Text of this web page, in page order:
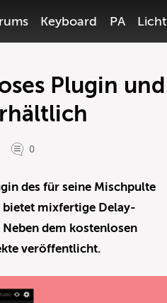
Keyboard PA Licht
Plugin und
0
des für seine Mischpulte
bietet mixfertige Delay-
dem kostenlosen
veröffentlicht.